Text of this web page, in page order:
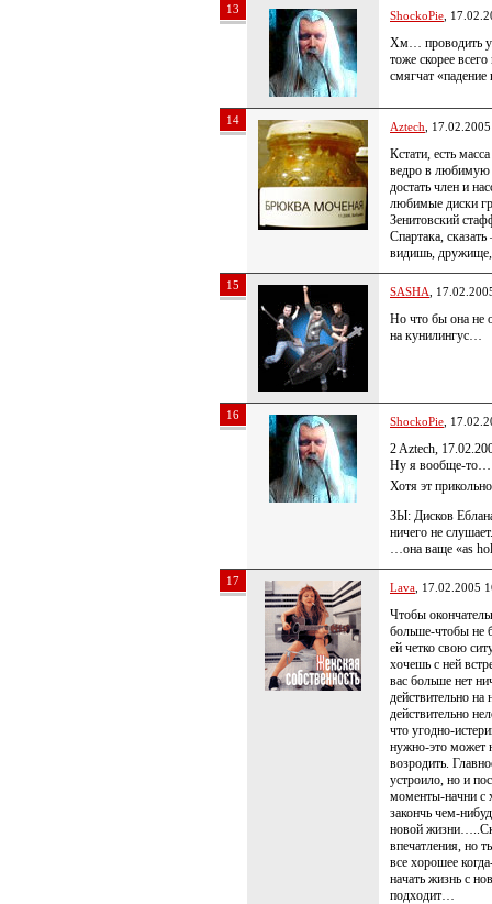
13 ShockoPie ,
Хм… проводить
тоже скорее
смягчат
14 Aztech ,
Кстати, есть
ведро в любимую
достать член и
любимые диски
Зенитовский
Спартака,
видишь, дружище,
15 SASHA ,
Но что бы она не
на кунилингус…
16 ShockoPie ,
2 Aztech,
Ну я вообще-то…
Хотя эт
ЗЫ: Дисков
ничего не слушает.
…она ваще «as
17 Lava , 17.02.2005
Чтобы
больше-чтобы не
ей четко свою
хочешь с ней
вас больше нет
действительно на
действительно
что угодно-
нужно-это может
возродить.
устроило, но и
моменты-начни с
закончь чем-
новой
впечатления, но
все хорошее
начать жизнь с
подходит…